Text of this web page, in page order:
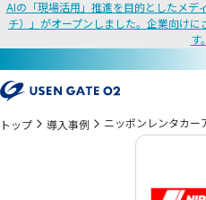
AIの「現場活用」推進を目的としたメデ
チ）」がオープンしました。企業向け
す。
トップ 導入事例 ニッポンレンタカー